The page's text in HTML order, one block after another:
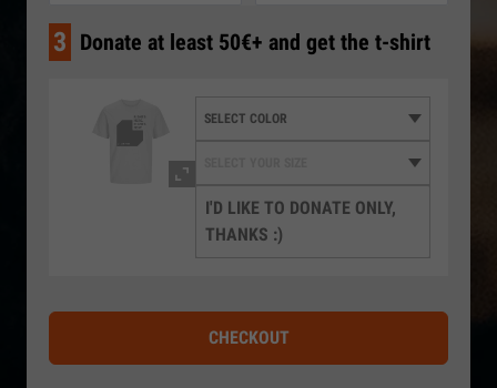
3 Donate at least 50€+ and get the t-shirt
I'D LIKE TO DONATE ONLY,
THANKS :)
CHECKOUT